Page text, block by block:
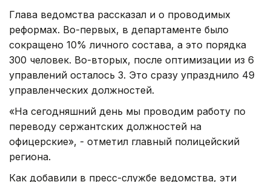
Глава ведомства рассказал и о проводимых
реформах. Во-первых, в департаменте было
сокращено 10% личного состава, а это порядка
300 человек. Во-вторых, после оптимизации из 6
управлений осталось 3. Это сразу упразднило 49
управленческих должностей.
«На сегодняшний день мы проводим работу по
переводу сержантских должностей на
офицерские», - отметил главный полицейский
региона.
Как добавили в пресс-службе ведомства, эти